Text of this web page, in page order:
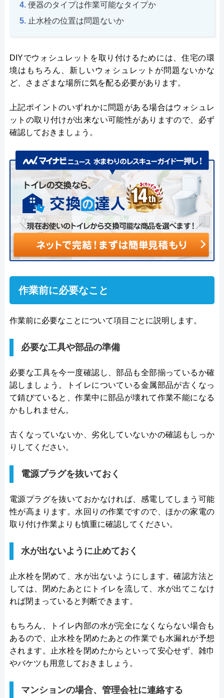
便器のタイプは作業可能なタイプか
止水栓の位置は問題ないか
DIYでウォシュレットを取り付けるためには、住宅の環
境はもちろん、新しいウォシュレットが問題ないかな
ど、さまざまな場所に気を配る必要があります。
上記ポイントのいずれかに問題がある場合はウォシュレ
ットの取り付けが出来ない可能性がありますので、必ず
確認しておきましょう。
作業前に必要なこと
作業前に必要なことについて項目ごとに説明します。
必要な工具や部品の準備
必要な工具を今一度確認し、部品も全部揃っているか確
認しましょう。トイレについている金属部品が古くなっ
て錆びていると、作業中に部品が壊れて作業不能になる
かもしれません。
古くなっていないか、劣化していないかの確認もしっか
りしてください。
電源プラグを抜いておく
電源プラグを抜いておかなければ、感電してしまう可能
性が高まります。水回りの作業ですので、ほかの家電の
取り付け作業よりも慎重に確認してください。
水が出ないように止めておく
止水栓を閉めて、水が出ないようにします。確認方法と
しては、閉めたあとにトイレを流して、水が出てこなけ
れば閉まっていると判断できます。
もちろん、トイレ内部の水が完全になくならない場合も
あるので、止水栓を閉めたあとの作業でも水漏れが予想
されます。止水栓を閉めたからといって安心せず、雑巾
やバケツも用意しておきましょう。
マンションの場合、管理会社に連絡する